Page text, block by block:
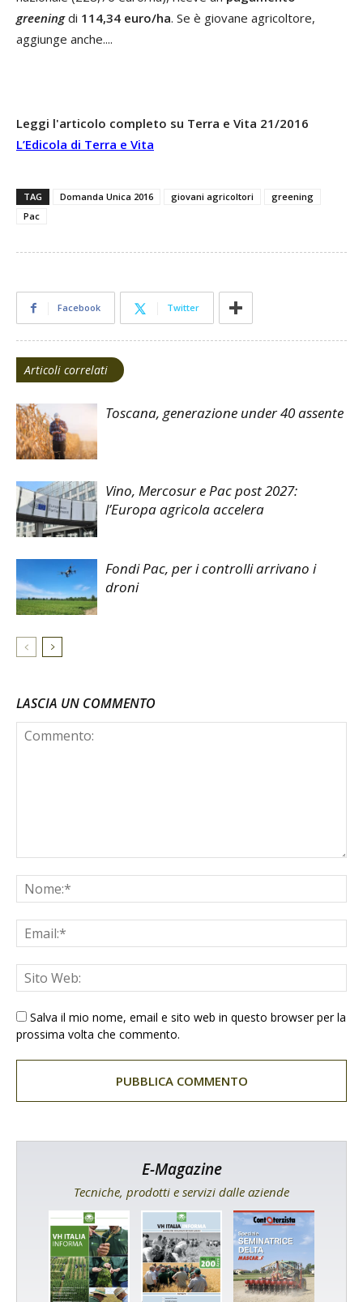
greeningdi 114,34 euro/ha. Se è giovane agricoltore,
aggiunge anche....
Leggi l'articolo completo su Terra e Vita 21/2016
L’Edicola di Terra e Vita
TAG Domanda Unica 2016 giovani agricoltori
greening
Pac
Facebook Twitter
Articoli correlati
Toscana, generazione under 40 assente
Vino, Mercosur e Pac post 2027:
l’Europa agricola accelera
Fondi Pac, per i controlli arrivano i
droni
LASCIA UN COMMENTO
Salva il mio nome, email e sito web in questo browser per la
prossima volta che commento.
E-Magazine
Tecniche, prodotti e servizi dalle aziende